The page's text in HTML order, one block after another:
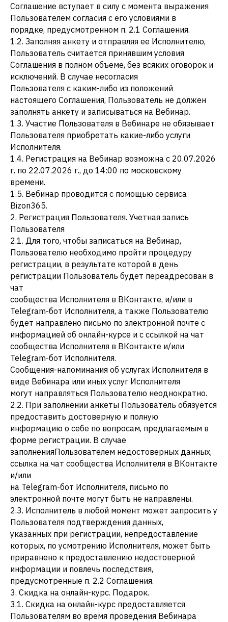
Соглашение вступает в силу с момента выражения
Пользователем согласия с его условиями в
порядке, предусмотренном п. 2.1 Соглашения.
1.2. Заполняя анкету и отправляя ее Исполнителю,
Пользователь считается принявшим условия
Соглашения в полном объеме, без всяких оговорок и
исключений. В случае несогласия
Пользователя с каким-либо из положений
настоящего Соглашения, Пользователь не должен
заполнять анкету и записываться на Вебинар.
1.3. Участие Пользователя в Вебинаре не обязывает
Пользователя приобретать какие-либо услуги
Исполнителя.
1.4. Регистрация на Вебинар возможна с 20.07.2026
г. по 22.07.2026 г., до 14:00 по московскому
времени.
1.5. Вебинар проводится с помощью сервиса
Bizon365.
2. Регистрация Пользователя. Учетная запись
Пользователя
2.1. Для того, чтобы записаться на Вебинар,
Пользователю необходимо пройти процедуру
регистрации, в результате которой в день
регистрации Пользователь будет переадресован в
чат
сообщества Исполнителя в ВКонтакте, и/или в
Telegram-бот Исполнителя, а также Пользователю
будет направлено письмо по электронной почте с
информацией об онлайн-курсе и с ссылкой на чат
сообщества Исполнителя в ВКонтакте и/или
Telegram-бот Исполнителя.
Сообщения-напоминания об услугах Исполнителя в
виде Вебинара или иных услуг Исполнителя
могут направляться Пользователю неоднократно.
2.2. При заполнении анкеты Пользователь обязуется
предоставить достоверную и полную
информацию о себе по вопросам, предлагаемым в
форме регистрации. В случае
заполненияПользователем недостоверных данных,
ссылка на чат сообщества Исполнителя в ВКонтакте
и/или
на Telegram-бот Исполнителя, письмо по
электронной почте могут быть не направлены.
2.3. Исполнитель в любой момент может запросить у
Пользователя подтверждения данных,
указанных при регистрации, непредоставление
которых, по усмотрению Исполнителя, может быть
приравнено к предоставлению недостоверной
информации и повлечь последствия,
предусмотренные п. 2.2 Соглашения.
3. Скидка на онлайн-курс. Подарок.
3.1. Скидка на онлайн-курс предоставляется
Пользователям во время проведения Вебинара